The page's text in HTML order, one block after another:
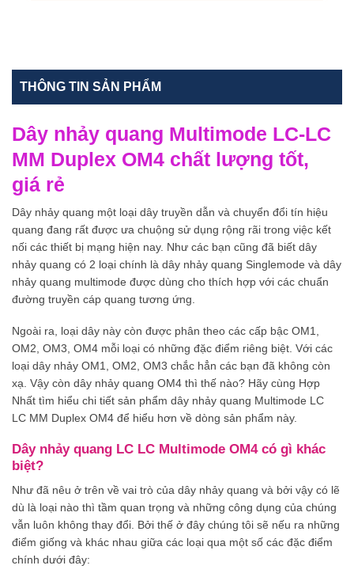
THÔNG TIN SẢN PHẨM
Dây nhảy quang Multimode LC-LC
MM Duplex OM4 chất lượng tốt,
giá rẻ
Dây nhảy quang một loại dây truyền dẫn và chuyển đổi tín hiệu
quang đang rất được ưa chuộng sử dụng rộng rãi trong việc kết
nối các thiết bị mạng hiện nay. Như các bạn cũng đã biết dây
nhảy quang có 2 loại chính là dây nhảy quang Singlemode và dây
nhảy quang multimode được dùng cho thích hợp với các chuẩn
đường truyền cáp quang tương ứng.
Ngoài ra, loại dây này còn được phân theo các cấp bậc OM1,
OM2, OM3, OM4 mỗi loại có những đặc điểm riêng biệt. Với các
loại dây nhảy OM1, OM2, OM3 chắc hẳn các bạn đã không còn
xạ. Vậy còn dây nhảy quang OM4 thì thế nào? Hãy cùng Hợp
Nhất tìm hiểu chi tiết sản phẩm dây nhảy quang Multimode LC
LC MM Duplex OM4 để hiểu hơn về dòng sản phẩm này.
Dây nhảy quang LC LC Multimode OM4 có gì khác
biệt?
Như đã nêu ở trên về vai trò của dây nhảy quang và bởi vậy có lẽ
dù là loại nào thì tầm quan trọng và những công dụng của chúng
vẫn luôn không thay đổi. Bởi thế ở đây chúng tôi sẽ nếu ra những
điểm giống và khác nhau giữa các loại qua một số các đặc điểm
chính dưới đây: